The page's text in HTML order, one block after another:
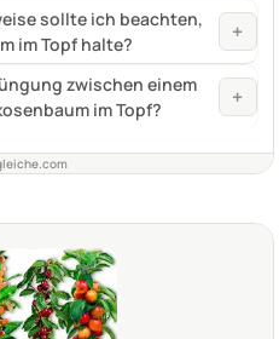
sollte ich beachten,
im Topf halte?
+
zwischen einem
im Topf?
+